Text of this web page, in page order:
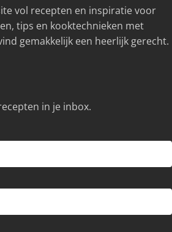
vol recepten en inspiratie voor
tips en kooktechnieken met
gemakkelijk een heerlijk gerecht.
in je inbox.